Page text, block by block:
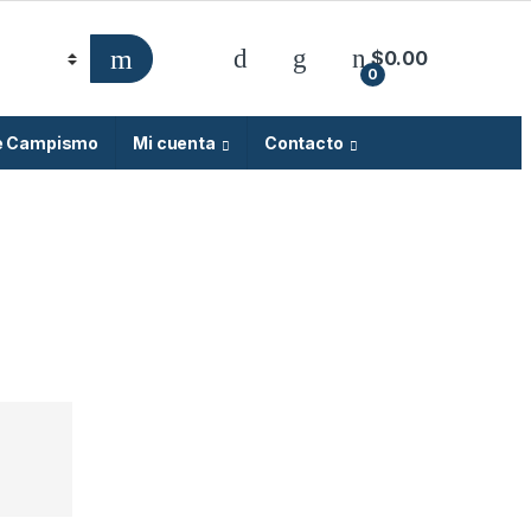
0
$0.00
Campismo Mi cuenta Contacto